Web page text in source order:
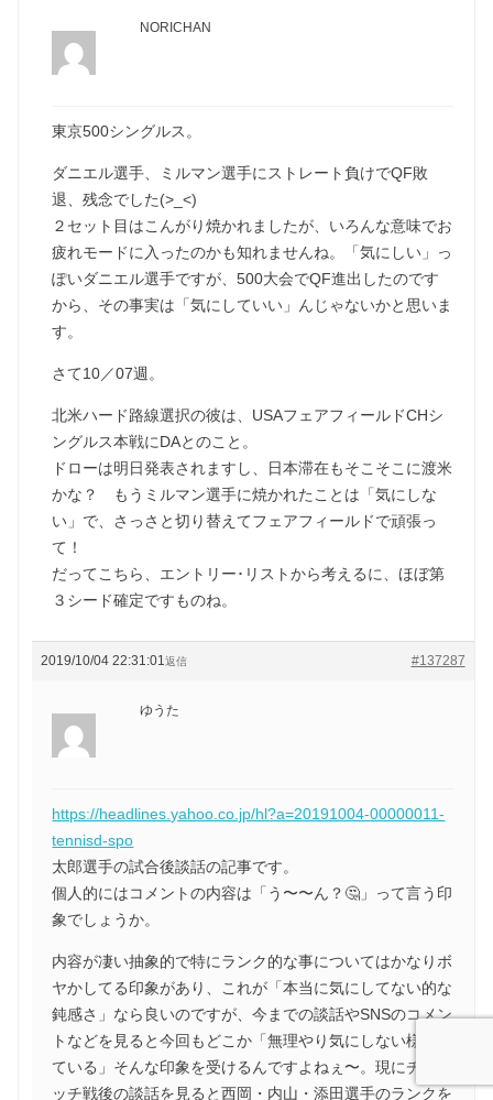
NORICHAN
東京500シングルス。
ダニエル選手、ミルマン選手にストレート負けでQF敗
退、残念でした(>_<)
２セット目はこんがり焼かれましたが、いろんな意味でお
疲れモードに入ったのかも知れませんね。「気にしい」っ
ぽいダニエル選手ですが、500大会でQF進出したのです
から、その事実は「気にしていい」んじゃないかと思いま
す。
さて10／07週。
北米ハード路線選択の彼は、USAフェアフィールドCHシ
ングルス本戦にDAとのこと。
ドローは明日発表されますし、日本滞在もそこそこに渡米
かな？ もうミルマン選手に焼かれたことは「気にしな
い」で、さっさと切り替えてフェアフィールドで頑張っ
て！
だってこちら、エントリー･リストから考えるに、ほぼ第
３シード確定ですものね。
2019/10/04 22:31:01 #137287
返信
ゆうた
https://headlines.yahoo.co.jp/hl?a=20191004-00000011-
tennisd-spo
太郎選手の試合後談話の記事です。
個人的にはコメントの内容は「う〜〜ん？🤔」って言う印
象でしょうか。
内容が凄い抽象的で特にランク的な事についてはかなりボ
ヤかしてる印象があり、これが「本当に気にしてない的な
鈍感さ」なら良いのですが、今までの談話やSNSのコメン
トなどを見ると今回もどこか「無理やり気にしない様にし
ている」そんな印象を受けるんですよねぇ〜。現にチョリ
ッチ戦後の談話を見ると西岡・内山・添田選手のランクを